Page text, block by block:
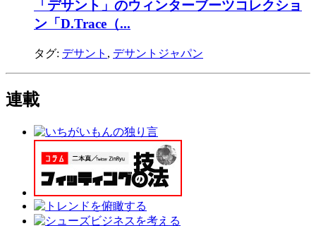
「デサント」のウィンターブーツコレクショ
ン「D.Trace（...
タグ: デサント , デサントジャパン
連載